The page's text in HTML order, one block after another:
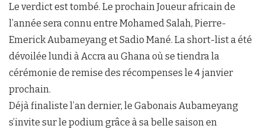
Le verdict est tombé. Le prochain Joueur africain de
l’année sera connu entre Mohamed Salah, Pierre-
Emerick Aubameyang et Sadio Mané. La short-list a été
dévoilée lundi à Accra au Ghana où se tiendra la
cérémonie de remise des récompenses le 4 janvier
prochain.
Déjà finaliste l’an dernier, le Gabonais Aubameyang
s’invite sur le podium grâce à sa belle saison en